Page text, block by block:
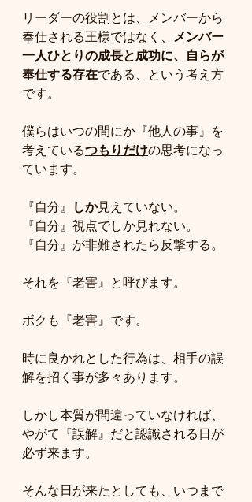
リーダーの役割とは、メンバーから
奉仕される王様ではなく、
メンバー
一人ひとりの成長と成功に、自らが
奉仕する存在である、という考え方
です。
僕らはいつの間にか『他人の事』を
考えているつもりだけの思考になっ
ています。
『自分』 しか見えていない。
『自分』視点でしか見れない。
『自分』が非難されたら反撃する。
それを『老害』と呼びます。
ボクも『老害』です。
時に良かれとした行為は、相手の誤
解を招く事が多々あります。
しかし本質が間違っていなければ、
やがて『誤解』だと認識される日が
必ず来ます。
そんな日が来たとしても、いつまで